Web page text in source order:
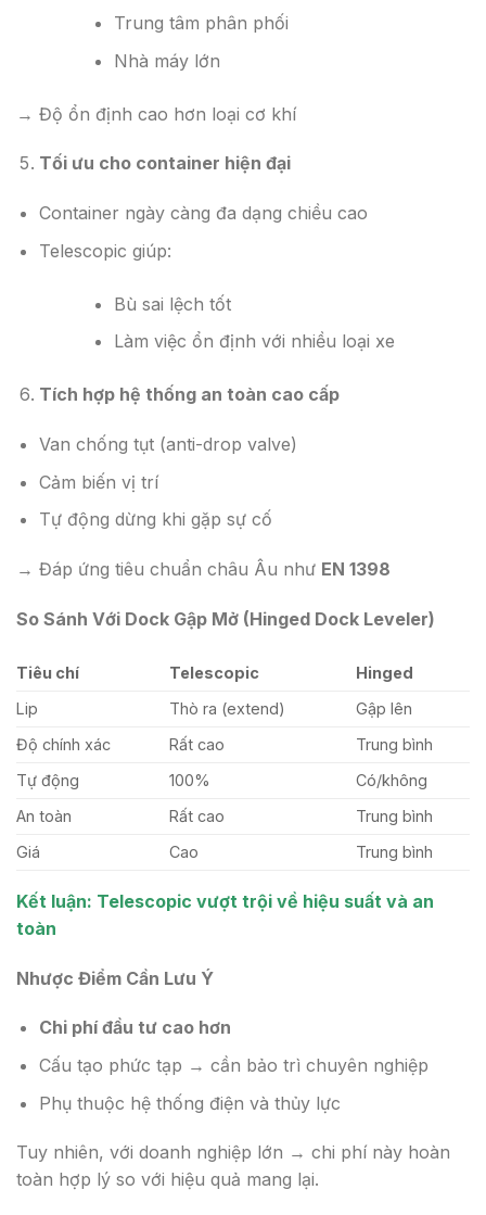
Trung tâm phân phối
Nhà máy lớn
→ Độ ổn định cao hơn loại cơ khí
Tối ưu cho container hiện đại
Container ngày càng đa dạng chiều cao
Telescopic giúp:
Bù sai lệch tốt
Làm việc ổn định với nhiều loại xe
Tích hợp hệ thống an toàn cao cấp
Van chống tụt (anti-drop valve)
Cảm biến vị trí
Tự động dừng khi gặp sự cố
→ Đáp ứng tiêu chuẩn châu Âu như EN 1398
So Sánh Với Dock Gập Mở (Hinged Dock Leveler)
Tiêu chí Telescopic
Hinged
Lip
Thò ra (extend)
Gập lên
Độ chính xác
Rất cao
Trung bình
Tự động
100%
Có/không
An toàn
Rất cao
Trung bình
Giá
Cao Trung bình
Kết luận: Telescopic vượt trội về hiệu suất và an
toàn
Nhược Điểm Cần Lưu Ý
Chi phí đầu tư cao hơn
Cấu tạo phức tạp → cần bảo trì chuyên nghiệp
Phụ thuộc hệ thống điện và thủy lực
Tuy nhiên, với doanh nghiệp lớn → chi phí này hoàn
toàn hợp lý so với hiệu quả mang lại.